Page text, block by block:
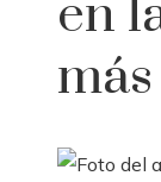
en